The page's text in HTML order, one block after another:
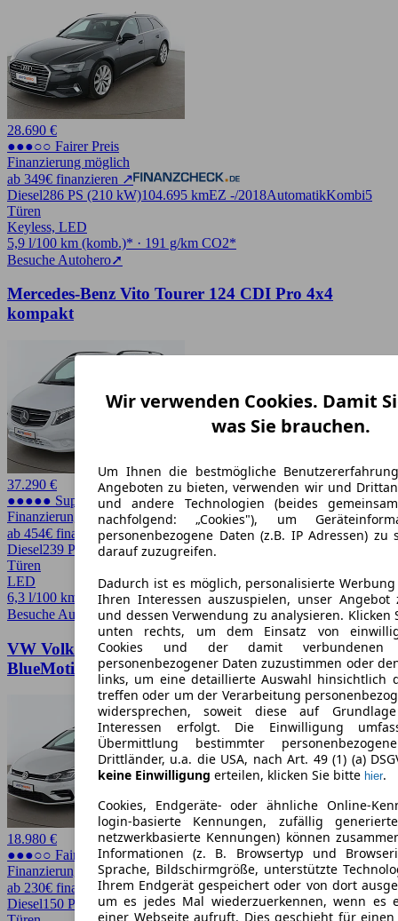
Wir verwenden Cookies. Damit
was Sie brauchen.
Um Ihnen die bestmögliche
Angeboten zu bieten, verwenden wir und
und andere Technologien (beides
nachfolgend: „Cookies"), um
personenbezogene Daten (z.B. IP Adressen) zu
darauf zuzugreifen.
Dadurch ist es möglich, personalisierte
Ihren Interessen auszuspielen, unser Angebot
und dessen Verwendung zu analysieren. Klicken
unten rechts, um dem Einsatz von
Cookies und der damit verbundenen
personenbezogener Daten zuzustimmen oder
links, um eine detaillierte Auswahl hinsichtlich
treffen oder um der Verarbeitung
widersprechen, soweit diese auf
Interessen erfolgt. Die Einwilligung
Übermittlung bestimmter
Drittländer, u.a. die USA, nach Art. 49 (1) (a)
keine Einwilligung erteilen, klicken Sie bitte hier.
Cookies, Endgeräte- oder ähnliche Online-
login-basierte Kennungen, zufällig
netzwerkbasierte Kennungen) können
Informationen (z. B. Browsertyp und
Sprache, Bildschirmgröße, unterstützte
Ihrem Endgerät gespeichert oder von dort
um es jedes Mal wiederzuerkennen, wenn es
einer Webseite aufruft. Dies geschieht für
28.690 €
●●●○○ Fairer Preis
Finanzierung möglich
ab 349€ finanzieren ↗
Diesel286 PS (210 kW)104.695 kmEZ -/2018AutomatikKombi5
Türen
Keyless, LED
5,9 l/100 km (komb.)* · 191 g/km CO2*
Besuche Autohero➚
Mercedes-Benz Vito Tourer 124 CDI Pro 4x4
kompakt
37.290 €
●●●●● Super Preis
Finanzierung möglich
ab 454€ finanzieren ↗
Diesel239 PS (176 kW)81.094 kmEZ -/2021
Türen
LED
6,3 l/100 km (komb.)* · 215 g/km CO2*
Besuche Autohero➚
VW Volkswagen Golf VII 2.0 TDI Highline
BlueMotion Tech
18.980 €
●●●○○ Fairer Preis
Finanzierung möglich
ab 230€ finanzieren ↗
Diesel150 PS (110 kW) 83.105 kmEZ -/2019AutomatikKombi5